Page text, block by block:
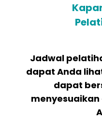
Jadwal
dapat Anda
dapat